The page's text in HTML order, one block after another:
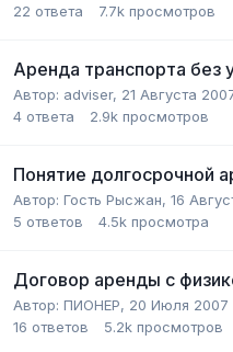
22 ответа 7.7k просмотров
Аренда транспорта без
Автор: adviser, 21 Августа
4 ответа 2.9k просмотров
Понятие долгосрочной
Автор: Гость Рысжан, 16
5 ответов 4.5k просмотра
Договор аренды с
Автор: ПИОНЕР, 20 Июля 2007
16 ответов 5.2k просмотров